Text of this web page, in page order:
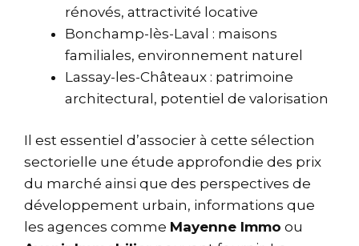
rénovés, attractivité locative
Bonchamp-lès-Laval : maisons
familiales, environnement naturel
Lassay-les-Châteaux : patrimoine
architectural, potentiel de valorisation
Il est essentiel d’associer à cette sélection
sectorielle une étude approfondie des prix
du marché ainsi que des perspectives de
développement urbain, informations que
les agences comme Mayenne Immo ou